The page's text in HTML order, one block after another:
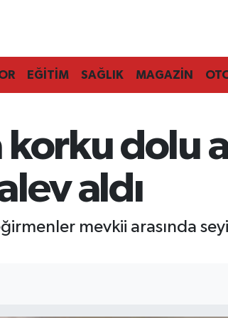
EĞİTİM SAĞLIK MAGAZİN
korku dolu
aldı
mevkii arasında